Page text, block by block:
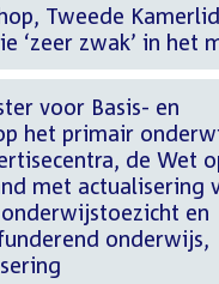
Tweede Kamerlid
‘zeer zwak’ in het
voor Basis- en
het primair
de Wet
met actualisering
en
onderwijs,